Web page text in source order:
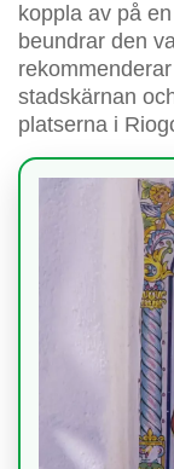
koppla av på
beundrar den
stadskärnan
platserna i